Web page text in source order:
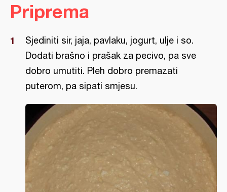
Priprema
Sjediniti sir, jaja, pavlaku, jogurt, ulje i so.
Dodati brašno i prašak za pecivo, pa sve
dobro umutiti. Pleh dobro premazati
puterom, pa sipati smjesu.